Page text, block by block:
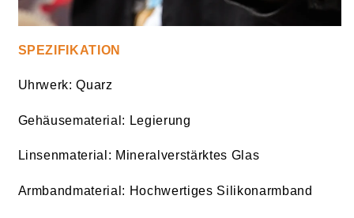
SPEZIFIKATION
Uhrwerk: Quarz
Gehäusematerial: Legierung
Linsenmaterial: Mineralverstärktes Glas
Armbandmaterial: Hochwertiges Silikonarmband